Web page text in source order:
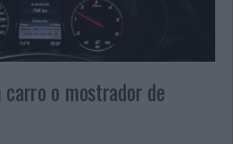
carro o mostrador de